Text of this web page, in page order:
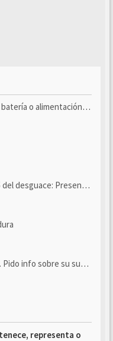
o alimentación eléctri...
Presentación y seguimiento
info sobre su sustitución
representa o